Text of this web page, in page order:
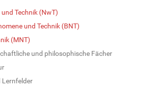
Technik (NwT)
und Technik (BNT)
(MNT)
und philosophische Fächer
Lernfelder